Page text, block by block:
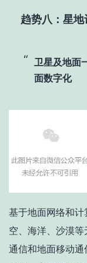
趋势八：星地
卫星及地面
面数字化
基于地面网络和
空、海洋、沙漠
通信和地面移动